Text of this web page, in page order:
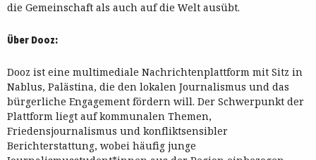
die Gemeinschaft als auch auf die Welt ausübt.
Über Dooz:
Dooz ist eine multimediale Nachrichtenplattform mit Sitz in
Nablus, Palästina, die den lokalen Journalismus und das
bürgerliche Engagement fördern will. Der Schwerpunkt der
Plattform liegt auf kommunalen Themen,
Friedensjournalismus und konfliktsensibler
Berichterstattung, wobei häufig junge